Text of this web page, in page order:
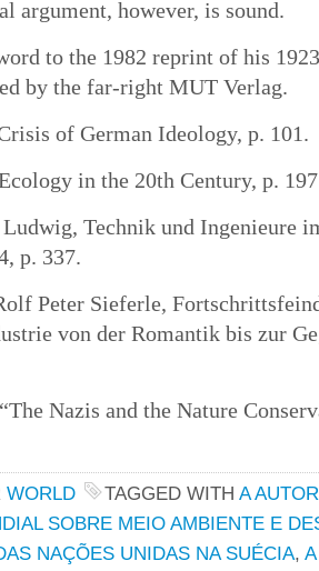
argument, however, is sound.
to the 1982 reprint of his
by the far-right MUT Verlag.
of German Ideology, p. 101.
in the 20th Century, p.
Technik und Ingenieure
p. 337.
Peter Sieferle,
von der Romantik bis zur
Nazis and the Nature
WORLD TAGGED WITH A
SOBRE MEIO AMBIENTE E
NAÇÕES UNIDAS NA SUÉCIA,